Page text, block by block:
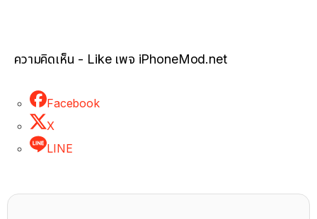
ความคิดเห็น - Like เพจ iPhoneMod.net
Facebook
X
LINE